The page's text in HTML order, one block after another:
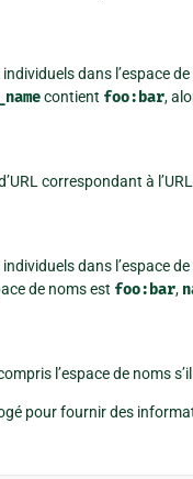
dans l’espace
contient foo:bar,
correspondant à
dans l’espace
de noms est foo:bar,
l’espace de noms
pour fournir des